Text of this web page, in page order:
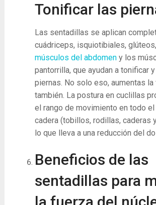
Tonificar las
Las sentadillas se aplican
cuádriceps, isquiotibiales,
músculos del abdomen y los
pantorrilla, que ayudan a tonificar
piernas. No solo eso, aumentas
también. La postura en cuclillas
el rango de movimiento en todo
cadera (tobillos, rodillas, caderas
lo que lleva a una reducción del
Beneficios de las
sentadillas para